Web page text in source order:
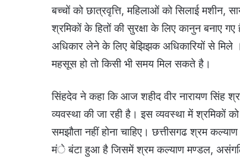
बच्चों को छात्रवृत्ति, महिलाओं को सिलाई मशीन,
श्रमिकों के हितों की सुरक्षा के लिए कानुन बनाए
अधिकार लेने के लिए बेझिझक अधिकारियों से मिले
महसूस हो तो किसी भी समय मिल सकते है।
सिंहदेव ने कहा कि आज शहीद वीर नारायण सिंह
व्यवस्था की जा रही है। इस व्यवस्था में श्रमिकों
समझौता नहीं होना चाहिए। छत्तीसगढ श्रम
मंे बंटा हुआ है जिसमें श्रम कल्याण मण्डल, असंगठित